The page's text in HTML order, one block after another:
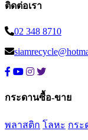
ติดต่อเรา
02 348 8710
กระดานซื้อ-ขาย
พลาสติก โลหะ กระ